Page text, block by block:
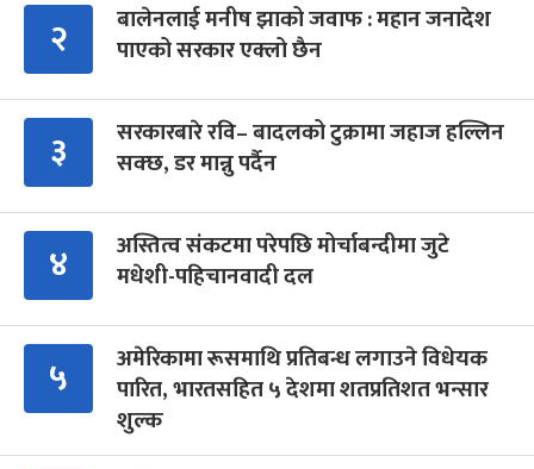
२
बालेनलाई मनीष झाको जवाफ : महान जनादेश
पाएको सरकार एक्लो छैन
३
सरकारबारे रवि– बादलको टुक्रामा जहाज हल्लिन
सक्छ, डर मान्नु पर्दैन
४
अस्तित्व संकटमा परेपछि मोर्चाबन्दीमा जुटे
मधेशी-पहिचानवादी दल
५
अमेरिकामा रूसमाथि प्रतिबन्ध लगाउने विधेयक
पारित, भारतसहित ५ देशमा शतप्रतिशत भन्सार
शुल्क